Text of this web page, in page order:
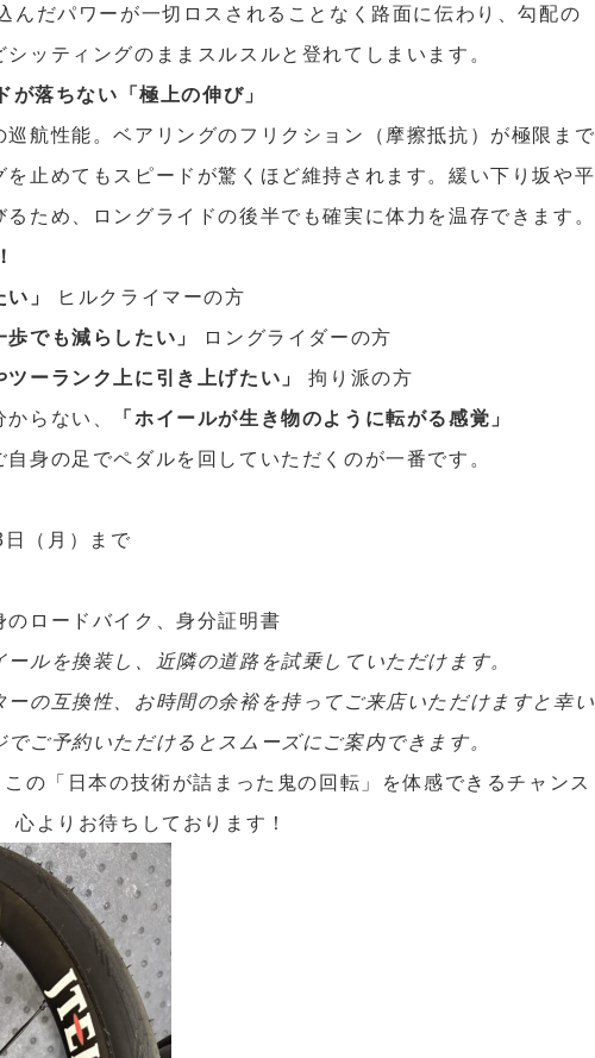
んだパワーが一切ロスされることなく路面に伝わり、勾配の
ッティングのままスルスルと登れてしまいます。
落ちない「極上の伸び」
航性能。ベアリングのフリクション（摩擦抵抗）が極限まで
止めてもスピードが驚くほど維持されます。緩い下り坂や平
ため、ロングライドの後半でも確実に体力を温存できます。
」
ヒルクライマーの方
でも減らしたい」
ロングライダーの方
ーランク上に引き上げたい」
拘り派の方
らない、
「ホイールが生き物のように転がる感覚」
身の足でペダルを回していただくのが一番です。
（月）まで
のロードバイク、身分証明書
ルを換装し、近隣の道路を試乗していただけます。
の互換性、お時間の余裕を持ってご来店いただけますと幸い
ご予約いただけるとスムーズにご案内できます。
の「日本の技術が詰まった鬼の回転」を体感できるチャンス
心よりお待ちしております！